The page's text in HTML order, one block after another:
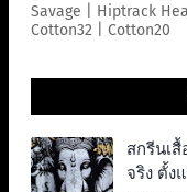
Savage | Hiptrack
Cotton32 | Cotton20
สกรีนเ
จริง ตั้ง